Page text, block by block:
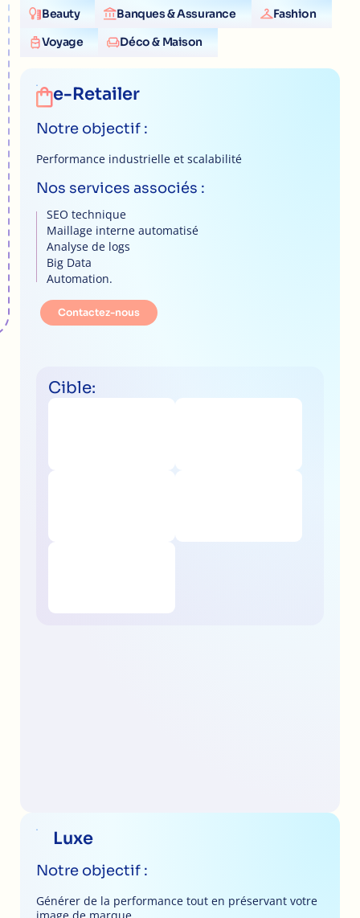
Beauty
Banques & Assurance
Fashion
Voyage
Déco & Maison
e-Retailer
Notre objectif :
Performance industrielle et scalabilité
Nos services associés :
SEO technique
Maillage interne automatisé
Analyse de logs
Big Data
Automation.
Contactez-nous
Cible:
Luxe
Notre objectif :
Générer de la performance tout en préservant votre
image de marque